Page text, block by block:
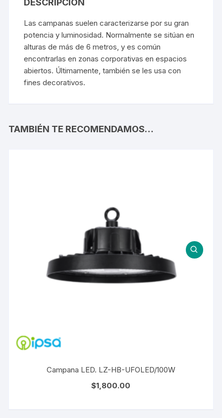
DESCRIPCIÓN
Las campanas suelen caracterizarse por su gran
potencia y luminosidad. Normalmente se sitúan en
alturas de más de 6 metros, y es común
encontrarlas en zonas corporativas en espacios
abiertos. Últimamente, también se les usa con
fines decorativos.
TAMBIÉN TE RECOMENDAMOS…
Campana LED. LZ-HB-UFOLED/100W
$1,800.00